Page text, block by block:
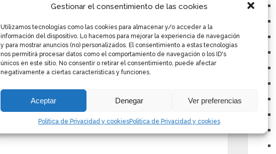
Gestionar el consentimiento de las cookies
Utilizamos tecnologías como las cookies para almacenar y/o acceder a la
información del dispositivo. Lo hacemos para mejorar la experiencia de navegación
y para mostrar anuncios (no) personalizados. El consentimiento a estas tecnologías
nos permitirá procesar datos como el comportamiento de navegación o los ID's
únicos en este sitio. No consentir o retirar el consentimiento, puede afectar
negativamente a ciertas características y funciones.
Aceptar Denegar Ver preferencias
Politica de Privacidad y cookiesPolitica de Privacidad y cookies